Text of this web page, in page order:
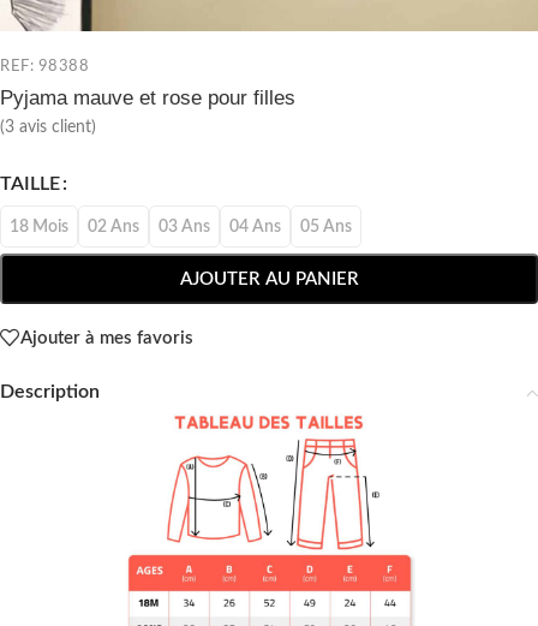
REF: 98388
Pyjama mauve et rose pour filles
(3 avis client)
TAILLE
18 Mois 02 Ans 03 Ans 04 Ans 05 Ans
AJOUTER AU PANIER
Ajouter à mes favoris
Description